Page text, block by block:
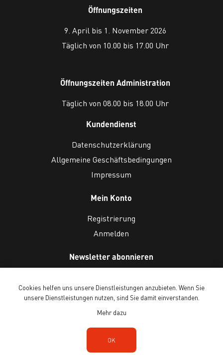
Öffnungszeiten
9. April bis 1. November 2026
Täglich von 10.00 bis 17.00 Uhr
Öffnungszeiten Administration
Täglich von 08.00 bis 18.00 Uhr
Kundendienst
Datenschutzerklärung
Allgemeine Geschäftsbedingungen
Impressum
Mein Konto
Registrierung
Anmelden
Newsletter abonnieren
Copyright © 2026 Ballenberg Freilichtmuseum. Alle Rechte vorbehalten.
Powered by
Cookies helfen uns unsere Dienstleistungen anzubieten. Wenn Sie
unsere Dienstleistungen nutzen, sind Sie damit einverstanden.
Mehr dazu
OK